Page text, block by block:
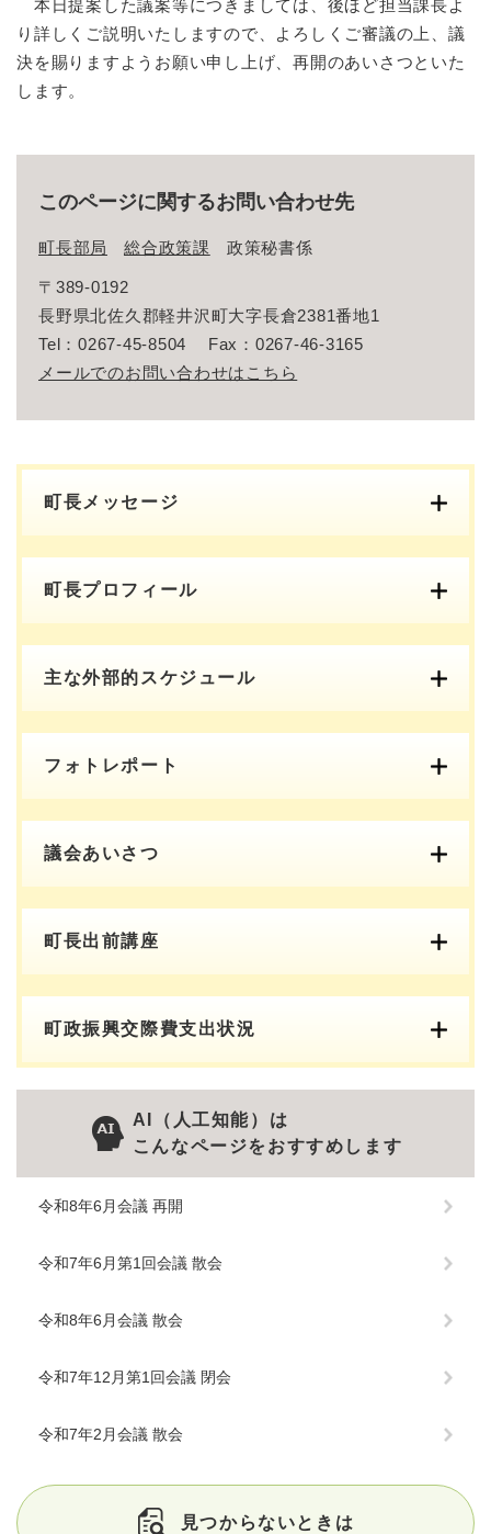
本日提案した議案等につきましては、後ほど担当課長よ
り詳しくご説明いたしますので、よろしくご審議の上、議
決を賜りますようお願い申し上げ、再開のあいさつといた
します。
このページに関するお問い合わせ先
町長部局 総合政策課 政策秘書係
〒389-0192
長野県北佐久郡軽井沢町大字長倉2381番地1
Tel：0267-45-8504
Fax：0267-46-3165
メールでのお問い合わせはこちら
町長メッセージ
町長プロフィール
主な外部的スケジュール
フォトレポート
議会あいさつ
町長出前講座
町政振興交際費支出状況
AI（人工知能）は
こんなページをおすすめします
令和8年6月会議 再開
令和7年6月第1回会議 散会
令和8年6月会議 散会
令和7年12月第1回会議 閉会
令和7年2月会議 散会
見つからないときは